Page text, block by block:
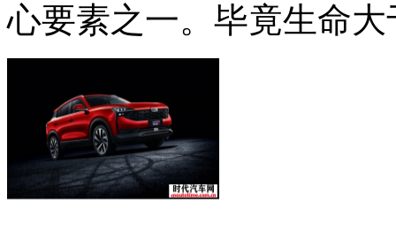
心要素之一。毕竟生命